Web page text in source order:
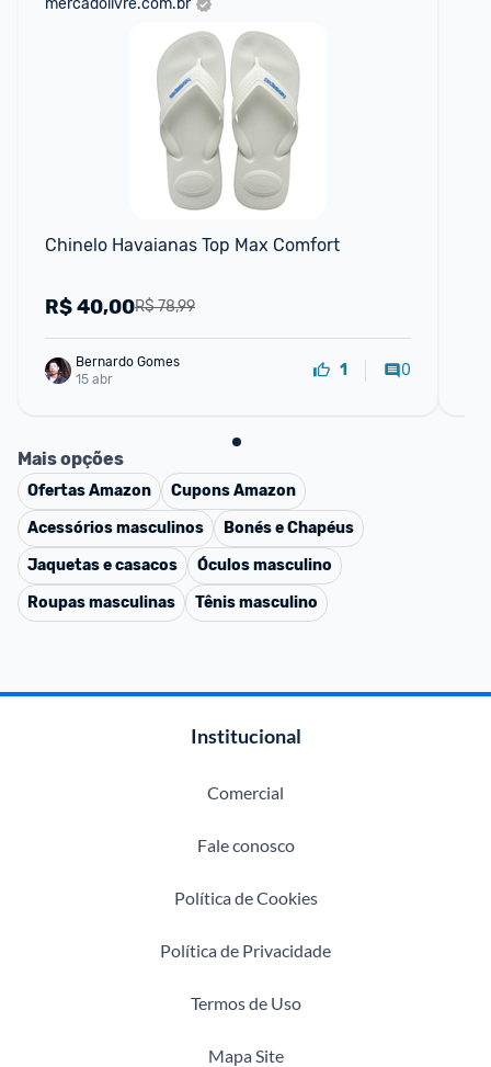
mercadolivre.com.br
Chinelo Havaianas Top Max Comfort
R$ 78,99
R$40,00
Bernardo Gomes
15 abr
1 0
Mais opções
OfertasAmazon CuponsAmazon
Acessórios masculinos
Bonés e Chapéus
Jaquetas e casacos
Óculos masculino
Roupas masculinas
Tênis masculino
Institucional
Comercial
Fale conosco
Política de Cookies
Política de Privacidade
Termos de Uso
Mapa Site